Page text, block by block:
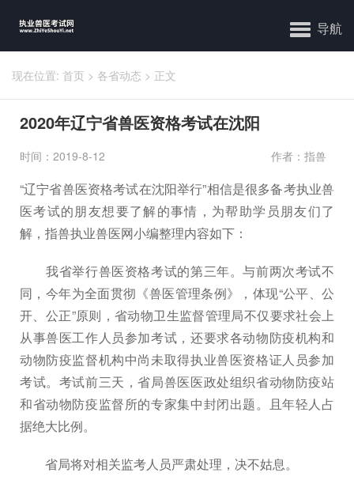
导航
现在位置: 首页 > 各省动态 > 正文
2020年辽宁省兽医资格考试在沈阳
时间：2019-8-12 作者：指兽
“辽宁省兽医资格考试在沈阳举行”相信是很多备考执业兽
医考试的朋友想要了解的事情，为帮助学员朋友们了
解，指兽执业兽医网小编整理内容如下：
我省举行兽医资格考试的第三年。与前两次考试不
同，今年为全面贯彻《兽医管理条例》，体现“公平、公
开、公正”原则，省动物卫生监督管理局不仅要求社会上
从事兽医工作人员参加考试，还要求各动物防疫机构和
动物防疫监督机构中尚未取得执业兽医资格证人员参加
考试。考试前三天，省局兽医医政处组织省动物防疫站
和省动物防疫监督所的专家集中封闭出题。且年轻人占
据绝大比例。
省局将对相关监考人员严肃处理，决不姑息。